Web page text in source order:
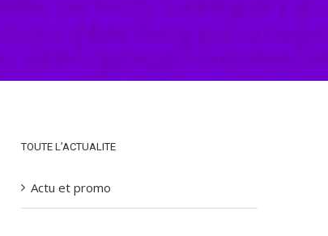
TOUTE L’ACTUALITE
Actu et promo